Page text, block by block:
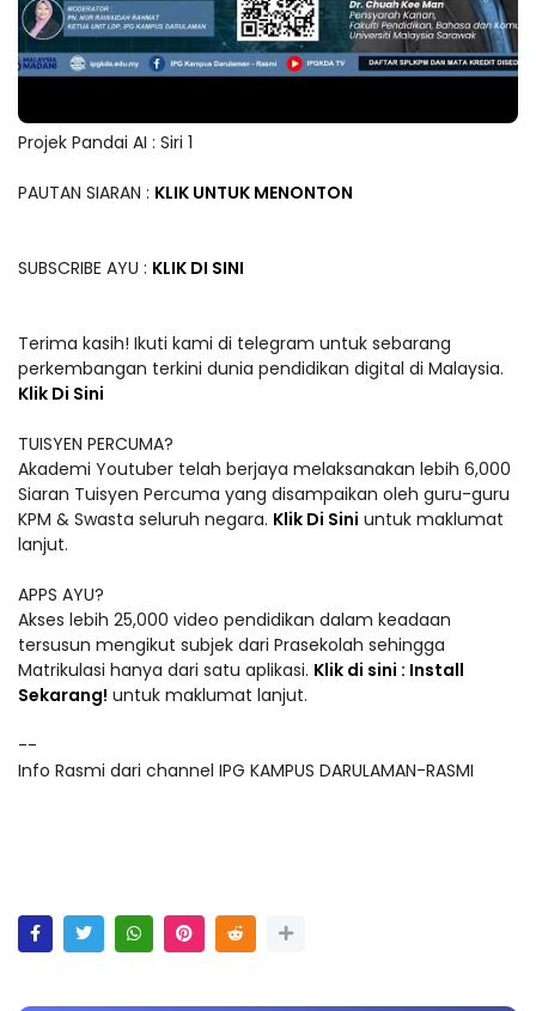
Projek Pandai AI : Siri 1
PAUTAN SIARAN : KLIK UNTUK MENONTON
SUBSCRIBE AYU : KLIK DI SINI
Terima kasih! Ikuti kami di telegram untuk sebarang
perkembangan terkini dunia pendidikan digital di Malaysia.
Klik Di Sini
TUISYEN PERCUMA?
Akademi Youtuber telah berjaya melaksanakan lebih 6,000
Siaran Tuisyen Percuma yang disampaikan oleh guru-guru
KPM & Swasta seluruh negara. Klik Di Sini untuk maklumat
lanjut.
APPS AYU?
Akses lebih 25,000 video pendidikan dalam keadaan
tersusun mengikut subjek dari Prasekolah sehingga
Matrikulasi hanya dari satu aplikasi. Klik di sini : Install
Sekarang! untuk maklumat lanjut.
--
Info Rasmi dari channel IPG KAMPUS DARULAMAN-RASMI